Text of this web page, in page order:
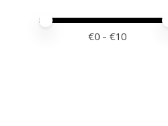
Minimale prijswaarde
Price maximum value
€0 - €10